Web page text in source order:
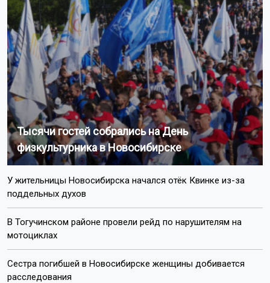
Тысячи гостей собрались на День
физкультурника в Новосибирске
У жительницы Новосибирска начался отёк Квинке из-за
поддельных духов
В Тогучинском районе провели рейд по нарушителям на
мотоциклах
Сестра погибшей в Новосибирске женщины добивается
расследования